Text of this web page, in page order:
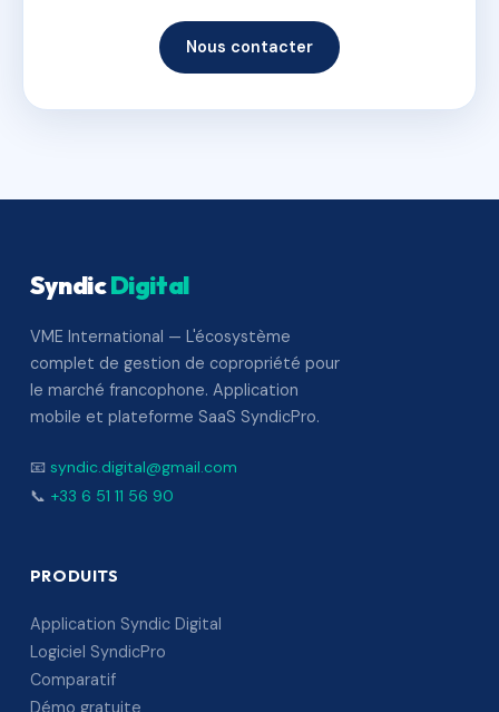
Nous contacter
SyndicDigital
VME International — L'écosystème
complet de gestion de copropriété pour
le marché francophone. Application
mobile et plateforme SaaS SyndicPro.
📧 syndic.digital@gmail.com
📞 +33 6 51 11 56 90
PRODUITS
Application Syndic Digital
Logiciel SyndicPro
Comparatif
Démo gratuite